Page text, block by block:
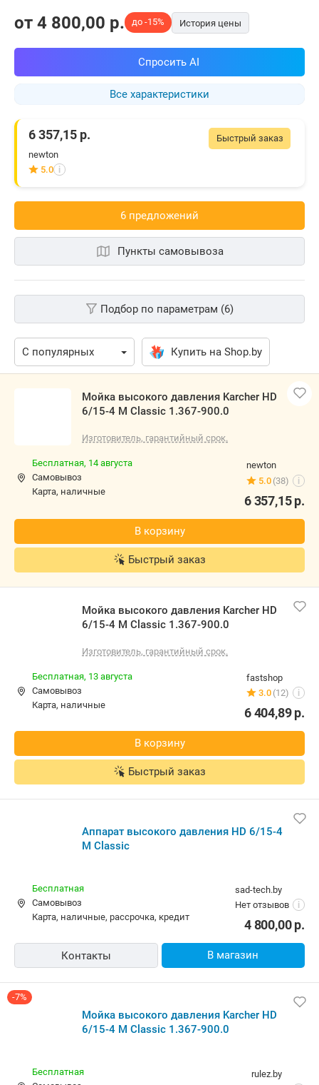
Все характеристики
от 4 800,00 p. до -15% История цены
Спросить AI
Быстрый заказ
6 357,15 р.
newton
5.0 i
6 предложений
Пункты самовывоза
Подбор по параметрам (6)
Купить на Shop.by
Classic 1.367-900.0
Изготовитель, гарантийный срок.
newton
карта, наличные
р.
В корзину
Быстрый заказ
Мойка высокого давления Karcher HD 6/15-4 M
Classic 1.367-900.0
Изготовитель, гарантийный срок.
fastshop
3.0(12) i
Бесплатная,13 августа
Самовывоз
р.
Аппарат высокого давления HD 6/15-4 M Classic
sad-tech.by
Бесплатная